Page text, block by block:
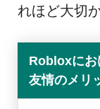
れほど大切
Robloxにお
友情のメリ